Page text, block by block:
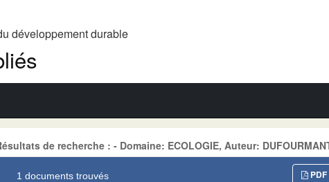
développement durable
de recherche : - Domaine: ECOLOGIE, Auteur:
1 documents trouvés